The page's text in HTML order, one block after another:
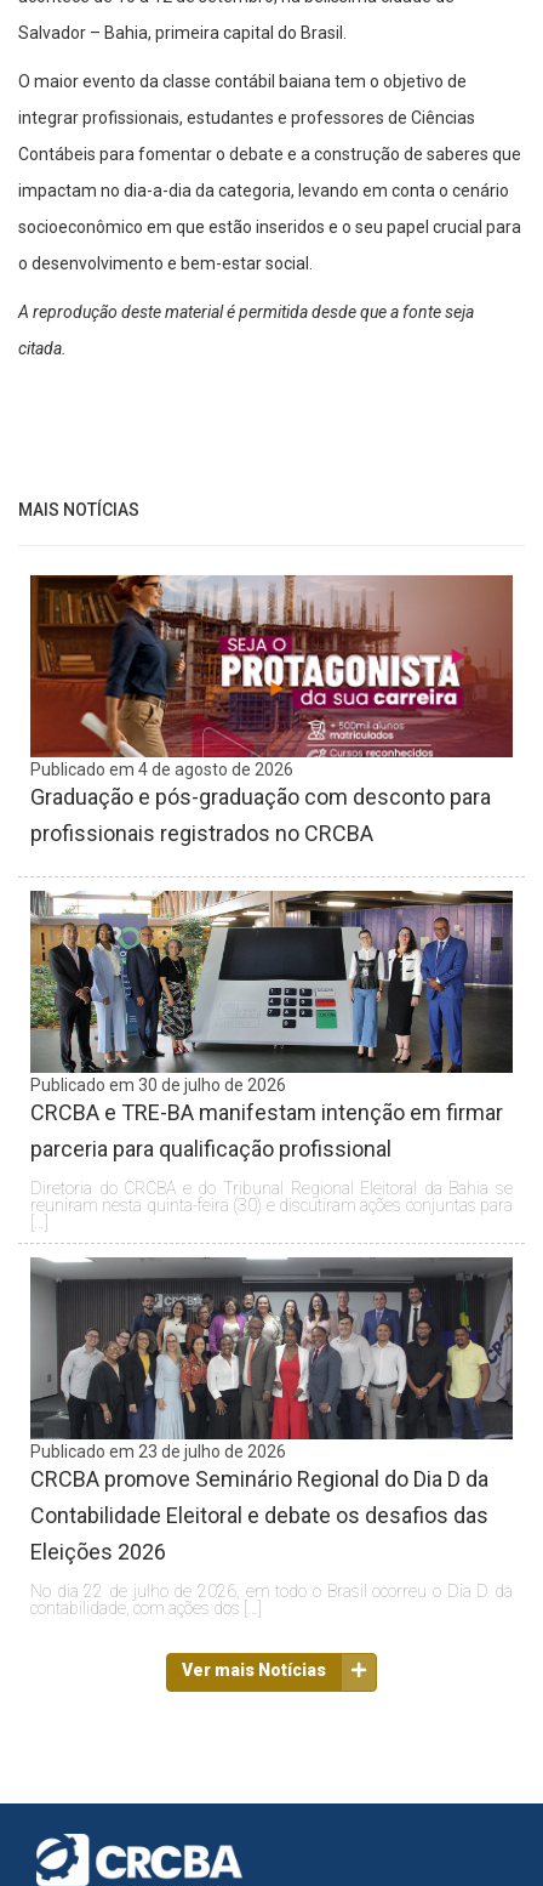
Salvador – Bahia, primeira capital do Brasil.
O maior evento da classe contábil baiana tem o objetivo de
integrar profissionais, estudantes e professores de Ciências
Contábeis para fomentar o debate e a construção de saberes que
impactam no dia-a-dia da categoria, levando em conta o cenário
socioeconômico em que estão inseridos e o seu papel crucial para
o desenvolvimento e bem-estar social.
A reprodução deste material é permitida desde que a fonte seja
citada.
MAIS NOTÍCIAS
Publicado em 4 de agosto de 2026
Graduação e pós-graduação com desconto para
profissionais registrados no CRCBA
Publicado em 30 de julho de 2026
CRCBA e TRE-BA manifestam intenção em firmar
parceria para qualificação profissional
Diretoria do CRCBA e do Tribunal Regional Eleitoral da Bahia se
reuniram nesta quinta-feira (30) e discutiram ações conjuntas para
Publicado em 23 de julho de 2026
CRCBA promove Seminário Regional do Dia D da
Contabilidade Eleitoral e debate os desafios das
Eleições 2026
No dia 22 de julho de 2026, em todo o Brasil ocorreu o Dia D da
contabilidade, com ações dos […]
Ver mais Notícias